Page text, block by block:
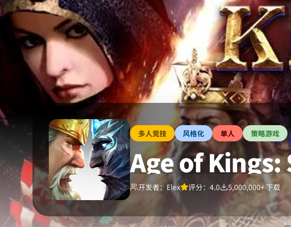
多人竞技 风格化 单人 策略游戏
Age of
开发者： Elex 评分： 4.0 5,000,000+下载